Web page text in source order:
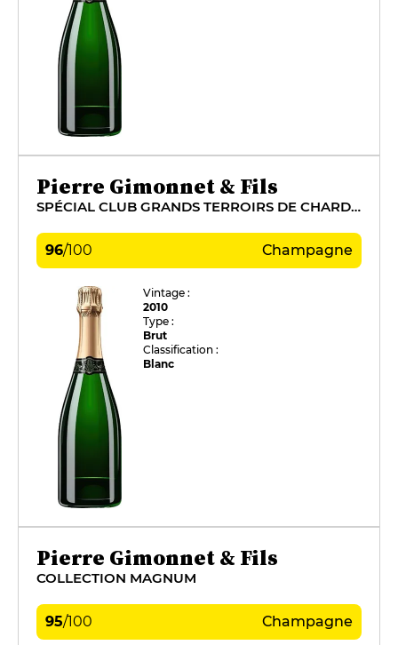
Pierre Gimonnet & Fils
SPÉCIAL CLUB GRANDS TERROIRS DE CHARDONNAY
96/100 Champagne
Vintage :
2010
Type :
Brut
Classification :
Blanc
Pierre Gimonnet & Fils
COLLECTION MAGNUM
95/100 Champagne